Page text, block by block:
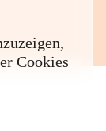
Cookies